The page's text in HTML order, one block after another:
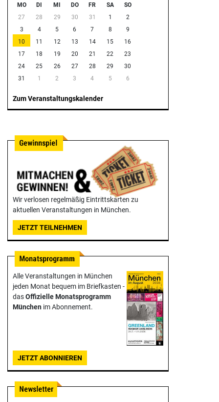
MO DI MI DO FR SA
SO
27
28 29 30 31 1
2
3
4 5 6 7 8
9
10
11 12 13 14 15
16
17
18 19 20 21 22
23
24
25 26 27 28 29
30
31
1 2 3 4 5 6
Zum Veranstaltungskalender
Wir verlosen regelmäßig Eintrittskarten zu
aktuellen Veranstaltungen in München.
JETZT TEILNEHMEN
Alle Veranstaltungen in München
jeden Monat bequem im Briefkasten -
dasOffizielle Monats­programm
München im Abonnement.
JETZT ABONNIEREN